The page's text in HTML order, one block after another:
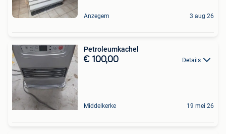
Anzegem 3 aug 26
Petroleumkachel
€ 100,00 Details
Middelkerke 19 mei 26